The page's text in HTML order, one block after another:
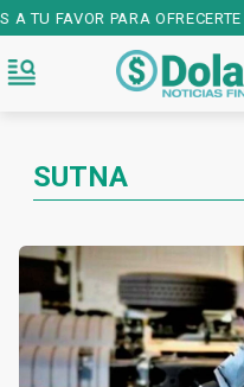
FAVOR PARA OFRECERTE
SUTNA